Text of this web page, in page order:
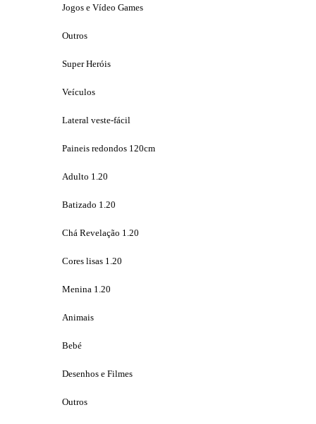
Jogos e Vídeo Games
Outros
Super Heróis
Veículos
Lateral veste-fácil
Paineis redondos 120cm
Adulto 1.20
Batizado 1.20
Chá Revelação 1.20
Cores lisas 1.20
Menina 1.20
Animais
Bebé
Desenhos e Filmes
Outros